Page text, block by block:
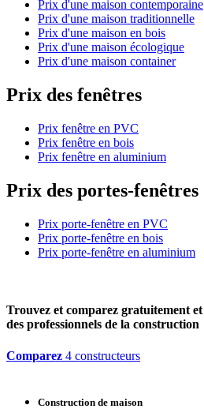
Prix d'une maison contemporaine
Prix d'une maison traditionnelle
Prix d'une maison en bois
Prix d'une maison écologique
Prix d'une maison container
Prix des fenêtres
Prix fenêtre en PVC
Prix fenêtre en bois
Prix fenêtre en aluminium
Prix des portes-fenêtres
Prix porte-fenêtre en PVC
Prix porte-fenêtre en bois
Prix porte-fenêtre en aluminium
Trouvez et comparez gratuitement et
des professionnels de la construction
Comparez 4 constructeurs
Construction de maison